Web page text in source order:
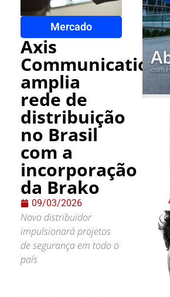
Mercado
Axis
Communications
amplia
rede de
distribuição
no Brasil
com a
incorporação
da Brako
09/03/2026
Novo distribuidor
impulsionará projetos
de segurança em todo o
país